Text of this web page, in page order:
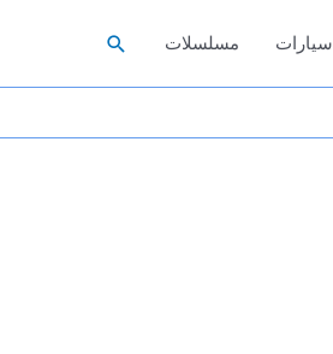
سيارات مسلسلات البحث